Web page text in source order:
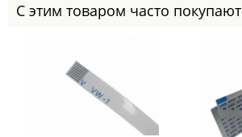
С этим товаром часто покупают